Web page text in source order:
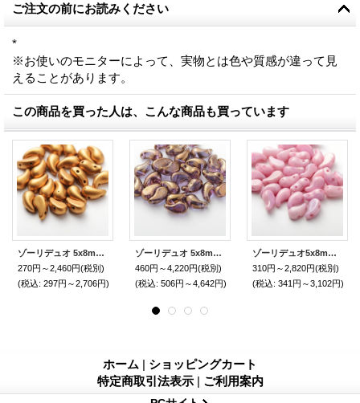
ご注文の前にお読みください
*
※お使いのモニターによって、実物とは色や質感が違って見
えることがあります。
この商品を買った人は、こんな商品も買っています
ゾーリデュオ 5x8mm ブラスゴールド（30/300個）【右】【左】
270円～2,460円(税別)
(税込: 297円～2,706円)
ゾーリデュオ 5x8mm クリスタルゴールド（30/300個）【右】【左】
460円～4,220円(税別)
(税込: 506円～4,642円)
ゾーリデュオ5x8mm リララスター（30/300個）【右】【左】
310円～2,820円(税別)
(税込: 341円～3,102円)
ホーム | ショッピングカート
特定商取引法表示 | ご利用案内